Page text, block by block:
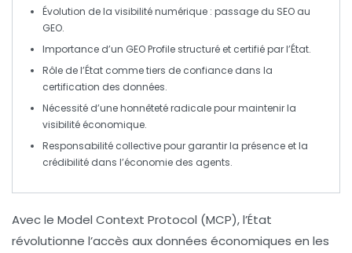
Évolution de la visibilité numérique : passage du SEO au
GEO.
Importance d’un GEO Profile structuré et certifié par l’État.
Rôle de l’État commetiers de confiance dans la
certification des données.
Nécessité d’unehonnêteté radicalepour maintenir la
visibilité économique.
Responsabilité collective pour garantir la présence et la
crédibilité dans l’économie des agents.
Avec le Model Context Protocol (MCP), l’État
révolutionne l’accès auxdonnées économiques en les